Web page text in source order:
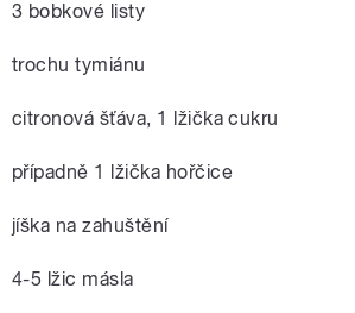
3 bobkové listy
trochu tymiánu
citronová šťáva, 1 lžička cukru
případně 1 lžička hořčice
jíška na zahuštění
4-5 lžic másla